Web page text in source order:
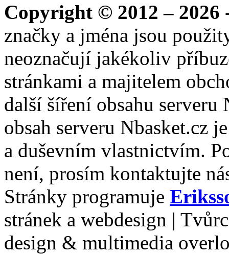
Copyright © 2012 – 2026
značky a jména jsou
neoznačují jakékoliv
stránkami a majitelem
další šíření obsahu serveru
obsah serveru Nbasket.cz
a duševním vlastnictvím.
není, prosím kontaktujte
Stránky programuje
stránek a webdesign |
design & multimedia